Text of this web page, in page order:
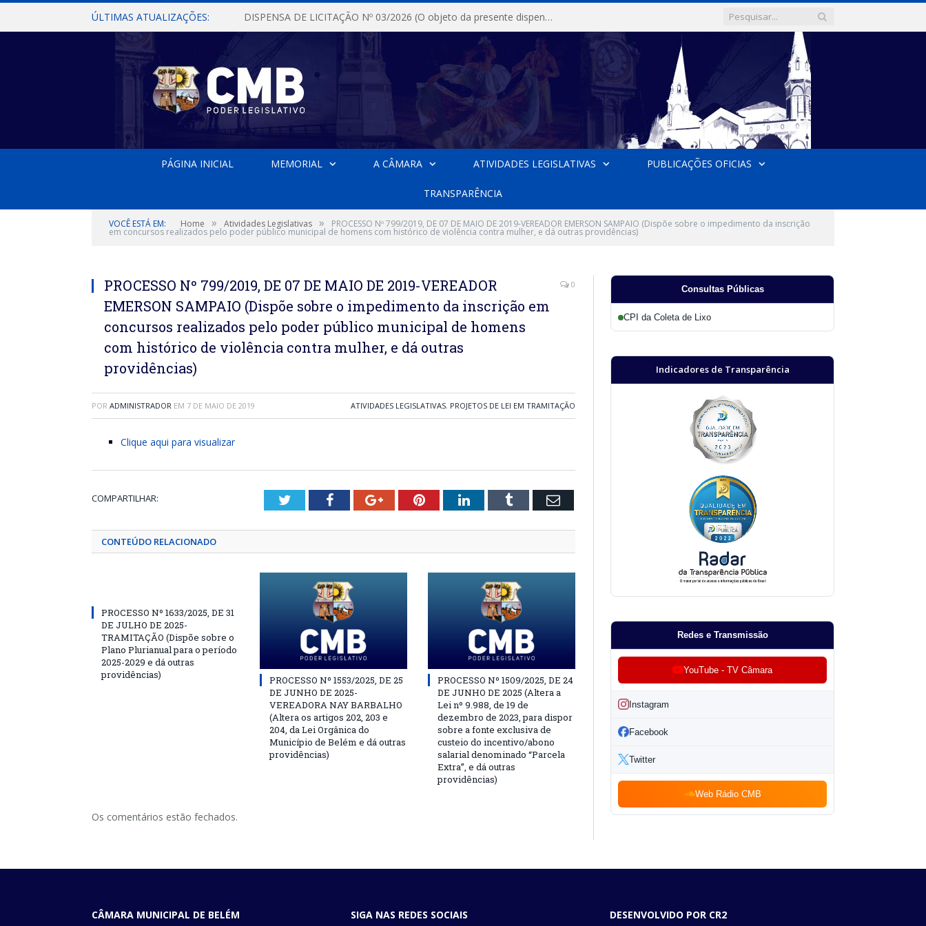
ÚLTIMAS ATUALIZAÇÕES: DISPENSA DE LICITAÇÃO Nº 03/2026 (O objeto da presente dispensa é a escolha da proposta mais vantajosa para a aquisição, de aparelhos de ar condicionado, tipo Split, com material de instalação e fogão industrial, conforme condições, quantidades e exigências estabelecidas no termo de referencia e neste aviso de contratação direta e seus anexos)
PÁGINA INICIAL MEMORIAL A CÂMARA ATIVIDADES LEGISLATIVAS PUBLICAÇÕES OFICIAS
TRANSPARÊNCIA
VOCÊ ESTÁ EM: Home » Atividades Legislativas » PROCESSO Nº 799/2019, DE 07 DE MAIO DE 2019-VEREADOR EMERSON SAMPAIO (Dispõe sobre o impedimento da inscrição
em concursos realizados pelo poder público municipal de homens com histórico de violência contra mulher, e dá outras providências)
PROCESSO Nº 799/2019, DE 07 DE MAIO DE 2019-VEREADOR
EMERSON SAMPAIO (Dispõe sobre o impedimento da inscrição em
concursos realizados pelo poder público municipal de homens
com histórico de violência contra mulher, e dá outras
providências)
0
POR ADMINISTRADOR EM 7 DE MAIO DE 2019 ATIVIDADES LEGISLATIVAS, PROJETOS DE LEI EM TRAMITAÇÃO
Clique aqui para visualizar
COMPARTILHAR: TwitterFacebookGoogle+PinterestLinkedInTumblr Email
CONTEÚDO RELACIONADO
PROCESSO Nº 1633/2025, DE 31
DE JULHO DE 2025-
TRAMITAÇÃO (Dispõe sobre o
Plano Plurianual para o período
2025-2029 e dá outras
providências)
PROCESSO Nº 1553/2025, DE 25
DE JUNHO DE 2025-
VEREADORA NAY BARBALHO
(Altera os artigos 202, 203 e
204, da Lei Orgânica do
Município de Belém e dá outras
providências)
PROCESSO Nº 1509/2025, DE 24
DE JUNHO DE 2025 (Altera a
Lei nº 9.988, de 19 de
dezembro de 2023, para dispor
sobre a fonte exclusiva de
custeio do incentivo/abono
salarial denominado “Parcela
Extra”, e dá outras
providências)
Os comentários estão fechados.
Consultas Públicas
CPI da Coleta de Lixo
Indicadores de Transparência
Redes e Transmissão
YouTube - TV Câmara
Instagram
Facebook
Twitter
Web Rádio CMB
CÂMARA MUNICIPAL DE BELÉM SIGA NAS REDES SOCIAIS DESENVOLVIDO POR CR2